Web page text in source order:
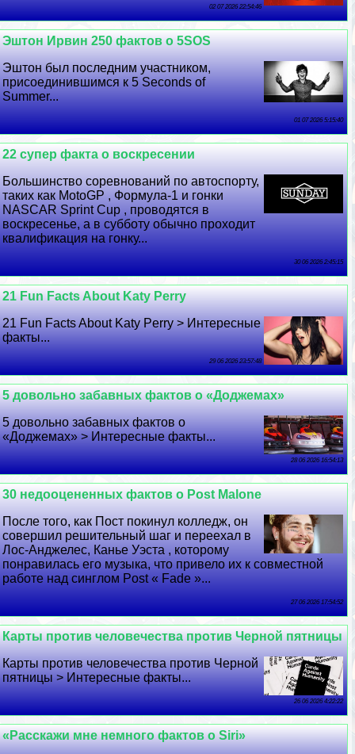
02 07 2026 22:54:46
Эштон Ирвин 250 фактов о 5SOS
Эштон был последним участником,
присоединившимся к 5 Seconds of
Summer...
01 07 2026 5:15:40
22 супер факта о воскресении
Большинство соревнований по автоспорту,
таких как MotoGP , Формула-1 и гонки
NASCAR Sprint Cup , проводятся в
воскресенье, а в субботу обычно проходит
квалификация на гонку...
30 06 2026 2:45:15
21 Fun Facts About Katy Perry
21 Fun Facts About Katy Perry > Интересные
факты...
29 06 2026 23:57:48
5 довольно забавных фактов о «Доджемах»
5 довольно забавных фактов о
«Доджемах» > Интересные факты...
28 06 2026 16:54:13
30 недооцененных фактов о Post Malone
После того, как Пост покинул колледж, он
совершил решительный шаг и переехал в
Лос-Анджелес, Канье Уэста , которому
понравилась его музыка, что привело их к совместной
работе над синглом Post « Fade »...
27 06 2026 17:54:52
Карты против человечества против Черной пятницы
Карты против человечества против Черной
пятницы > Интересные факты...
26 06 2026 4:22:22
«Расскажи мне немного фактов о Siri»